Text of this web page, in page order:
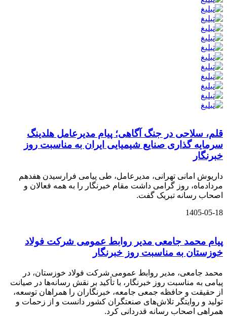
قلم، سلاحی در جنگ آگاهی؛ پیام مدیرعامل هلدینگ
سرمایه گذاری صنایع شیمیایی ایران به مناسبت روز
خبرنگار
داریوش امانی تهرانی، مدیرعامل، طی پیامی فرارسیدن هفدهم
مردادماه، روز گرامی داشت مقام خبرنگار را به همه فعالان و
اصحاب رسانه تبریک گفت.
1405-05-18
پیام محمد جامعی مدیر روابط عمومی شرکت فولاد
خوزستان به مناسبت روز خبرنگار
محمد جامعی، مدیر روابط عمومی شرکت فولاد خوزستان، در
پیامی به مناسبت روز خبرنگار، با تأکید بر نقش رسانه‌ها در صیانت
از حقیقت و حافظه جمعی جامعه، خبرنگاران را همراهان توسعه،
تولید و روایتگر تلاش‌های صنعتگران کشور دانست و از زحمات و
همراهی اصحاب رسانه قدردانی کرد.